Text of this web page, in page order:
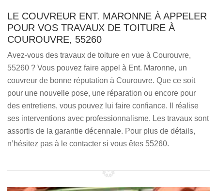
LE COUVREUR ENT. MARONNE À APPELER
POUR VOS TRAVAUX DE TOITURE À
COUROUVRE, 55260
Avez-vous des travaux de toiture en vue à Courouvre,
55260 ? Vous pouvez faire appel à Ent. Maronne, un
couvreur de bonne réputation à Courouvre. Que ce soit
pour une nouvelle pose, une réparation ou encore pour
des entretiens, vous pouvez lui faire confiance. Il réalise
ses interventions avec professionnalisme. Les travaux sont
assortis de la garantie décennale. Pour plus de détails,
n’hésitez pas à le contacter si vous êtes 55260.